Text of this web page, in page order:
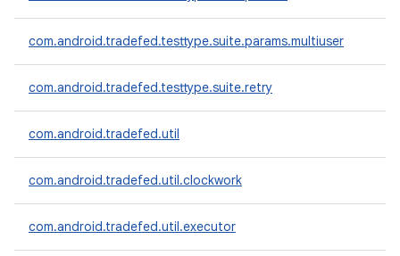
com.android.tradefed.testtype.suite.params.multiuser
com.android.tradefed.testtype.suite.retry
com.android.tradefed.util
com.android.tradefed.util.clockwork
com.android.tradefed.util.executor